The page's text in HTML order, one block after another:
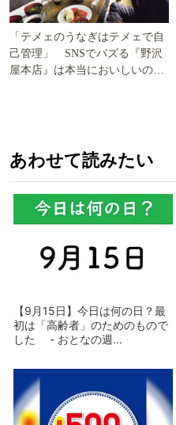
「テメェのうなぎはテメェで自
己管理」 SNSでバズる『野沢
屋本店』は本当においしいの
あわせて読みたい
【9月15日】今日は何の日？最
初は「高齢者」のためのもので
した - おとなの週...